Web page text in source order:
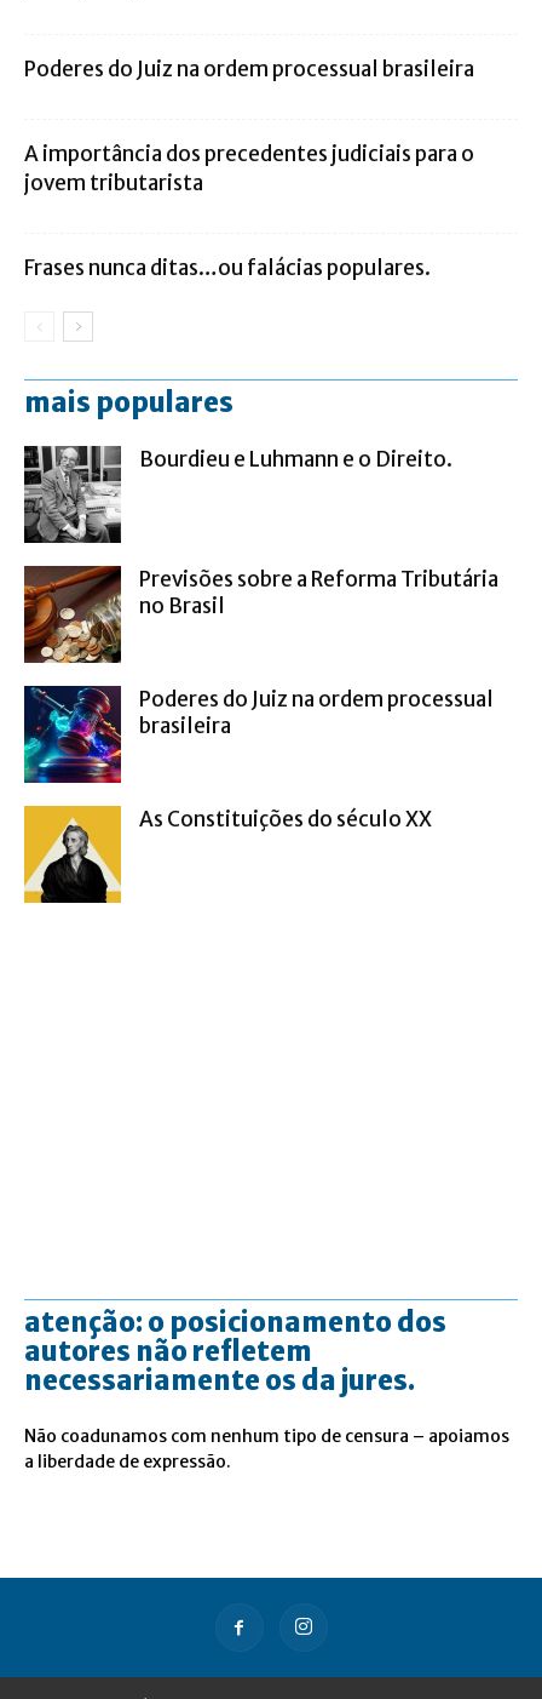
Poderes do Juiz na ordem processual brasileira
A importância dos precedentes judiciais para o
jovem tributarista
Frases nunca ditas…ou falácias populares.
mais populares
Bourdieu e Luhmann e o Direito.
Previsões sobre a Reforma Tributária
no Brasil
Poderes do Juiz na ordem processual
brasileira
As Constituições do século XX
atenção: o posicionamento dos
autores não refletem
necessariamente os da jures.
Não coadunamos com nenhum tipo de censura – apoiamos
a liberdade de expressão.